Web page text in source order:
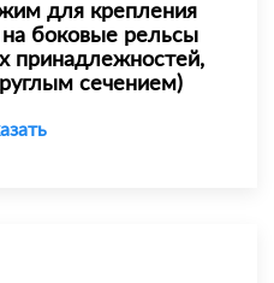
для крепления
боковые рельсы
принадлежностей,
сечением)